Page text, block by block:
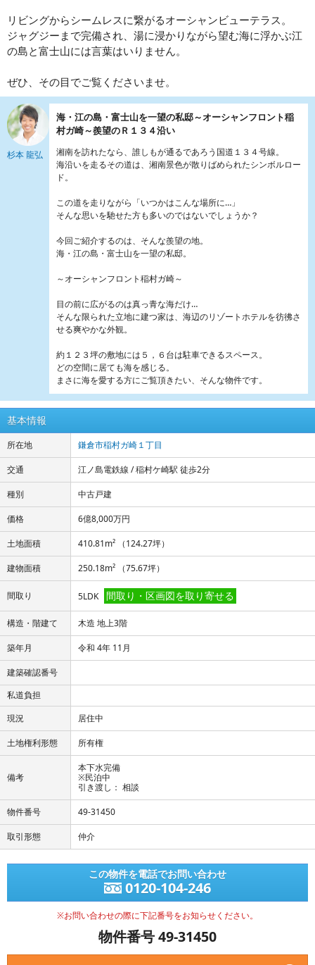
リビングからシームレスに繋がるオーシャンビューテラス。
ジャグジーまで完備され、湯に浸かりながら望む海に浮かぶ江
の島と富士山には言葉はいりません。
ぜひ、その目でご覧くださいませ。
杉本 龍弘
海・江の島・富士山を一望の私邸～オーシャンフロント稲
村ガ崎～羨望のＲ１３４沿い
湘南を訪れたなら、誰しもが通るであろう国道１３４号線。
海沿いを走るその道は、湘南景色が散りばめられたシンボルロー
ド。
この道を走りながら「いつかはこんな場所に…」
そんな思いを馳せた方も多いのではないでしょうか？
今回ご紹介するのは、そんな羨望の地。
海・江の島・富士山を一望の私邸。
～オーシャンフロント稲村ガ崎～
目の前に広がるのは真っ青な海だけ…
そんな限られた立地に建つ家は、海辺のリゾートホテルを彷彿さ
せる爽やかな外観。
約１２３坪の敷地には５，６台は駐車できるスペース。
どの空間に居ても海を感じる。
まさに海を愛する方にご覧頂きたい、そんな物件です。
基本情報
所在地 鎌倉市稲村ガ崎１丁目
交通 江ノ島電鉄線 / 稲村ケ崎駅 徒歩2分
種別 中古戸建
価格 6億8,000万円
土地面積 410.81m² （124.27坪）
建物面積 250.18m² （75.67坪）
間取り 5LDK 間取り・区画図を取り寄せる
構造・階建て 木造 地上3階
築年月 令和 4年 11月
建築確認番号
私道負担
現況
居住中
土地権利形態 所有権
備考
本下水完備
※民泊中
引き渡し： 相談
物件番号 49-31450
取引形態 仲介
この物件を電話でお問い合わせ
0120-104-246
※お問い合わせの際に下記番号をお知らせください。
物件番号 49-31450